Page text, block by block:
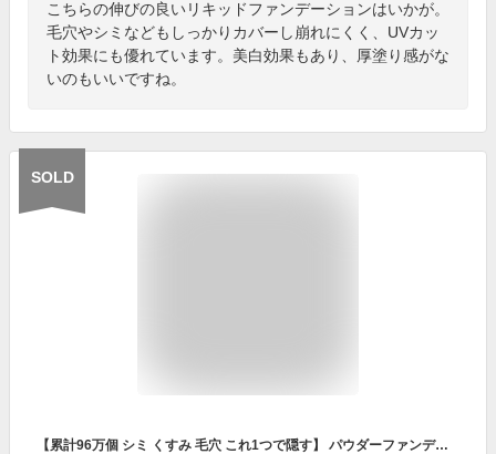
こちらの伸びの良いリキッドファンデーションはいかが。
毛穴やシミなどもしっかりカバーし崩れにくく、UVカッ
ト効果にも優れています。美白効果もあり、厚塗り感がな
いのもいいですね。
SOLD
【累計96万個 シミ くすみ 毛穴 これ1つで隠す】 パウダーファンデーション 崩れない ファンデーション ファンデ カバー力 崩れにくい シミ 毛穴 シミ隠し ツヤ肌 毛穴カバー パフ 付 UV spf50 pa+++ ステージパウダー